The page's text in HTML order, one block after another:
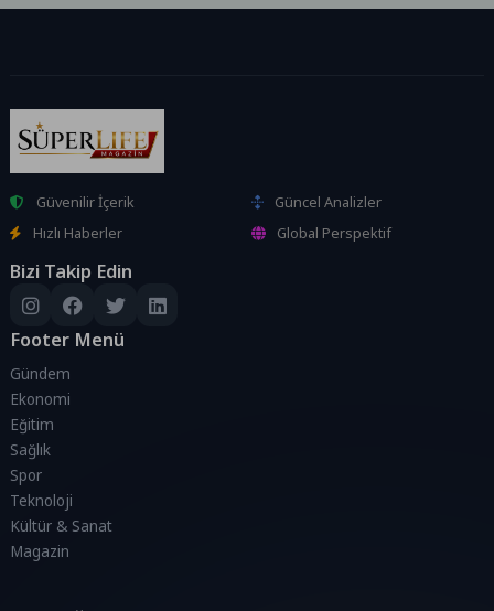
Güvenilir İçerik
Güncel Analizler
Hızlı Haberler
Global Perspektif
Bizi Takip Edin
Footer Menü
Gündem
Ekonomi
Eğitim
Sağlık
Spor
Teknoloji
Kültür & Sanat
Magazin